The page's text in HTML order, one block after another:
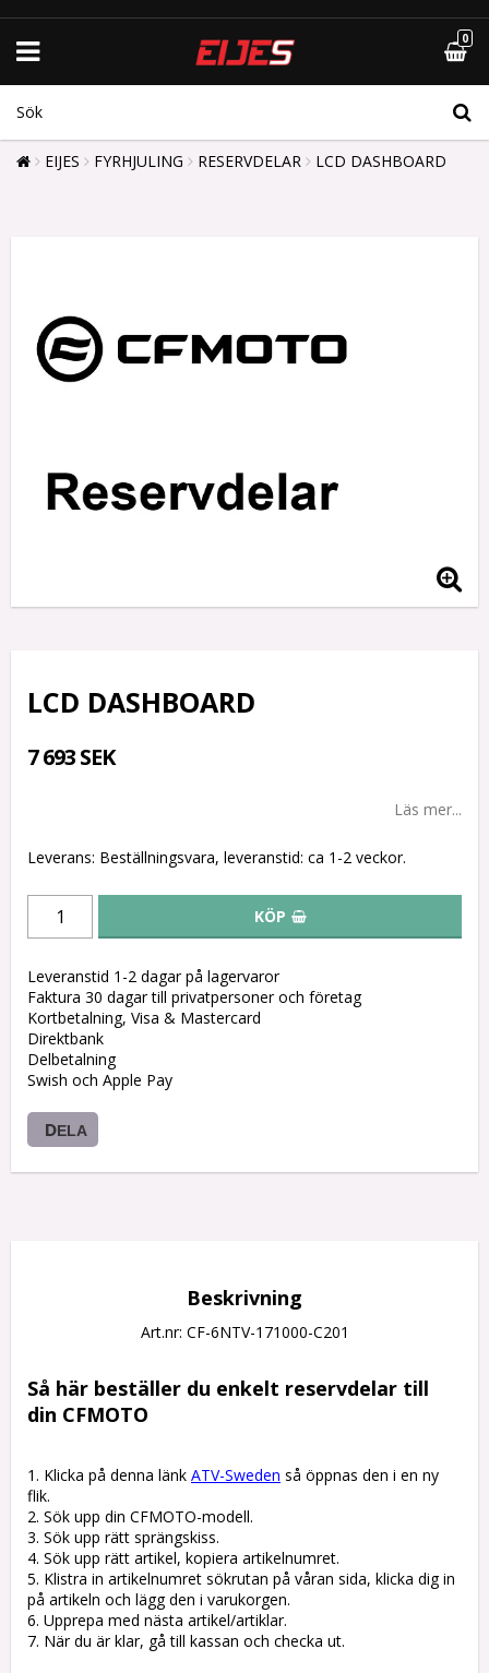
0
EIJES FYRHJULING RESERVDELAR LCD DASHBOARD
LCD DASHBOARD
7 693 SEK
Läs mer...
Leverans: Beställningsvara, leveranstid: ca 1-2 veckor.
KÖP
Leveranstid 1-2 dagar på lagervaror
Faktura 30 dagar till privatpersoner och företag
Kortbetalning, Visa & Mastercard
Direktbank
Delbetalning
Swish och Apple Pay
DELA
Beskrivning
Art.nr: CF-6NTV-171000-C201
Så här beställer du enkelt reservdelar till
din CFMOTO
1. Klicka på denna länk ATV-Sweden så öppnas den i en ny
flik.
2. Sök upp din CFMOTO-modell.
3. Sök upp rätt sprängskiss.
4. Sök upp rätt artikel, kopiera artikelnumret.
5. Klistra in artikelnumret sökrutan på våran sida, klicka dig in
på artikeln och lägg den i varukorgen.
6. Upprepa med nästa artikel/artiklar.
7. När du är klar, gå till kassan och checka ut.